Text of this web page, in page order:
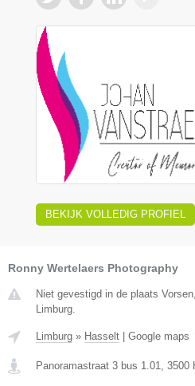
BEKIJK VOLLEDIG PROFIEL
Ronny Wertelaers Photography
Niet gevestigd in de plaats
Limburg.
Limburg » Hasselt Google maps
Panoramastraat 3 bus 1.01, 3500